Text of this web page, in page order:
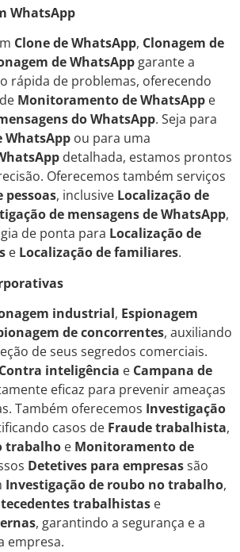
WhatsApp
Clone de WhatsApp, Clonagem de
de WhatsApp garante a
rápida de problemas, oferecendo
Monitoramento de WhatsApp e
do WhatsApp. Seja para
WhatsApp ou para uma
detalhada, estamos prontos
Oferecemos também serviços
pessoas, inclusive Localização de
de mensagens de WhatsApp,
de ponta para Localização de
e Localização de familiares.
industrial, Espionagem
de concorrentes, auxiliando
de seus segredos comerciais.
Contra inteligência e Campana de
eficaz para prevenir ameaças
Também oferecemos Investigação
casos de Fraude trabalhista,
trabalho e Monitoramento de
Detetives para empresassão
Investigação de roubo no trabalho,
trabalhistas e
, garantindo a segurança e a
empresa.